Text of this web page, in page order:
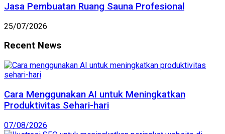
Jasa Pembuatan Ruang Sauna Profesional
25/07/2026
Recent News
Cara Menggunakan AI untuk Meningkatkan
Produktivitas Sehari-hari
07/08/2026